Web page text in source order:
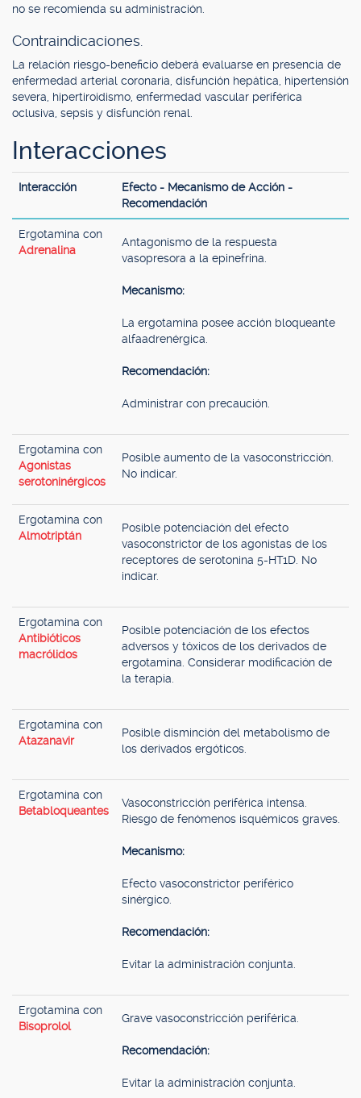
no se recomienda su administración.
Contraindicaciones.
La relación riesgo-beneficio deberá evaluarse en presencia de
enfermedad arterial coronaria, disfunción hepática, hipertensión
severa, hipertiroidismo, enfermedad vascular periférica
oclusiva, sepsis y disfunción renal.
Interacciones
Interacción
Efecto - Mecanismo de Acción -
Recomendación
Ergotamina con
Adrenalina
Antagonismo de la respuesta
vasopresora a la epinefrina.
Mecanismo:
La ergotamina posee acción bloqueante
alfaadrenérgica.
Recomendación:
Administrar con precaución.
Ergotamina con
Agonistas
serotoninérgicos
Posible aumento de la vasoconstricción.
No indicar.
Ergotamina con
Almotriptán
Posible potenciación del efecto
vasoconstrictor de los agonistas de los
receptores de serotonina 5-HT1D. No
indicar.
Ergotamina con
Antibióticos
macrólidos
Posible potenciación de los efectos
adversos y tóxicos de los derivados de
ergotamina. Considerar modificación de
la terapia.
Ergotamina con
Atazanavir
Posible disminción del metabolismo de
los derivados ergóticos.
Ergotamina con
Betabloqueantes
Vasoconstricción periférica intensa.
Riesgo de fenómenos isquémicos graves.
Mecanismo:
Efecto vasoconstrictor periférico
sinérgico.
Recomendación:
Evitar la administración conjunta.
Ergotamina con
Bisoprolol
Grave vasoconstricción periférica.
Recomendación:
Evitar la administración conjunta.